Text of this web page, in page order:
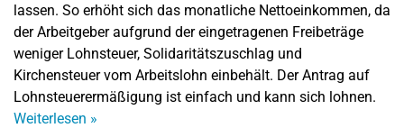
lassen. So erhöht sich das monatliche Nettoeinkommen, da
der Arbeitgeber aufgrund der eingetragenen Freibeträge
weniger Lohnsteuer, Solidaritätszuschlag und
Kirchensteuer vom Arbeitslohn einbehält. Der Antrag auf
Lohnsteuerermäßigung ist einfach und kann sich lohnen.
Weiterlesen »